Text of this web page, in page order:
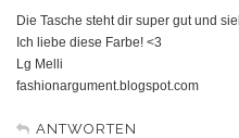
Die Tasche steht dir super gut und
Ich liebe diese Farbe! <3
Lg Melli
fashionargument.blogspot.com
ANTWORTEN